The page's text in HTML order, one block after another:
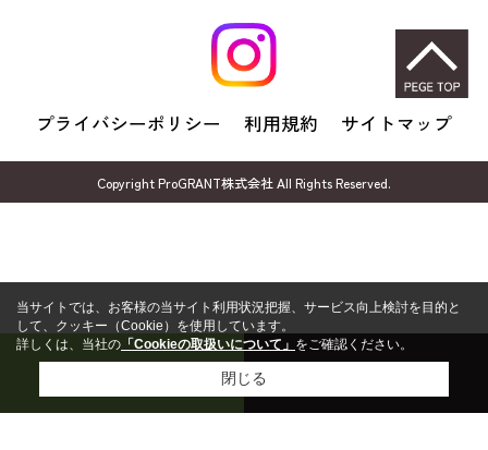
プライバシーポリシー 利用規約 サイトマップ
Copyright ProGRANT株式会社 All Rights Reserved.
当サイトでは、お客様の当サイト利用状況把握、サービス向上検討を目的と
して、クッキー（Cookie）を使用しています。
詳しくは、当社の 「Cookieの取扱いについて」 をご確認ください。
閉じる